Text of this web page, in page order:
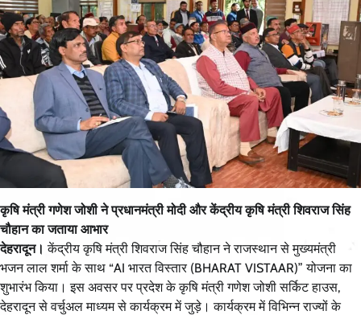
कृषि मंत्री गणेश जोशी ने प्रधानमंत्री मोदी और केंद्रीय कृषि मंत्री शिवराज सिंह
चौहान का जताया आभार
देहरादून। केंद्रीय कृषि मंत्री शिवराज सिंह चौहान ने राजस्थान से मुख्यमंत्री
भजन लाल शर्मा के साथ “AI भारत विस्तार (BHARAT VISTAAR)” योजना का
शुभारंभ किया। इस अवसर पर प्रदेश के कृषि मंत्री गणेश जोशी सर्किट हाउस,
देहरादून से वर्चुअल माध्यम से कार्यक्रम में जुड़े। कार्यक्रम में विभिन्न राज्यों के